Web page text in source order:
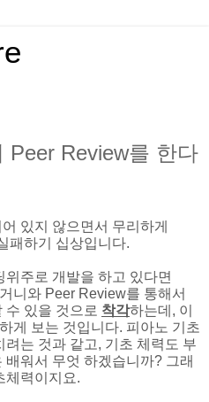
Peer Review를 한다
있지 않으면서 무리하게
패하기 십상입니다.
주로 개발을 하고 있다면
니와 Peer Review를 통해서
수 있을 것으로 착각하는데, 이
게 보는 것입니다. 피아노 기초
려는 것과 같고, 기초 체력도 부
워서 무엇 하겠습니까? 그래
체력이지요.